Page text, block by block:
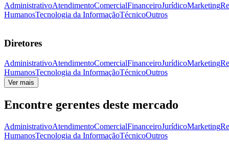
AdministrativoAtendimentoComercialFinanceiroJurídicoMarketing
HumanosTecnologia da InformaçãoTécnicoOutros
Diretores
AdministrativoAtendimentoComercialFinanceiroJurídicoMarketing
HumanosTecnologia da InformaçãoTécnicoOutros
Ver mais
Encontre gerentes deste mercado
AdministrativoAtendimentoComercialFinanceiroJurídicoMarketing
HumanosTecnologia da InformaçãoTécnicoOutros